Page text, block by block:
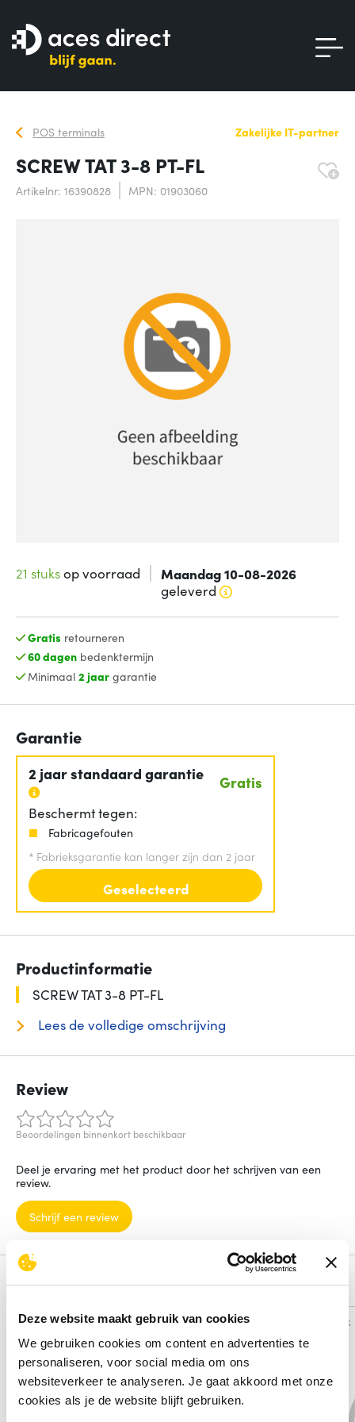
Deze website maakt gebruik van cookies
We gebruiken cookies om content en advertenties te
personaliseren, voor social media om ons
websiteverkeer te analyseren. Je gaat akkoord met onze
cookies als je de website blijft gebruiken.
POS terminals Zakelijke IT-partner
SCREW TAT 3-8 PT-FL
Artikelnr: 16390828 MPN: 01903060
21 stuksop voorraad Maandag 10-08-2026
geleverd
Gratis retourneren
60 dagenbedenktermijn
Minimaal 2 jaargarantie
Garantie
2 jaar standaard garantie Gratis
Beschermt tegen:
Fabricagefouten
* Fabrieksgarantie kan langer zijn dan 2 jaar
Geselecteerd
Productinformatie
SCREW TAT 3-8 PT-FL
Lees de volledige omschrijving
Review
Beoordelingen binnenkort beschikbaar
Deel je ervaring met het product door het schrijven van een
review.
Schrijf een review
Alternatieven
Vergelijk Vergelijk